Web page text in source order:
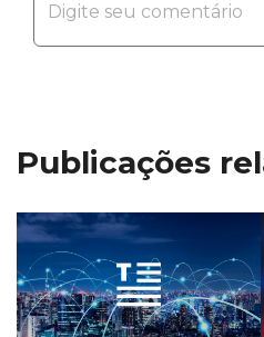
Publicações